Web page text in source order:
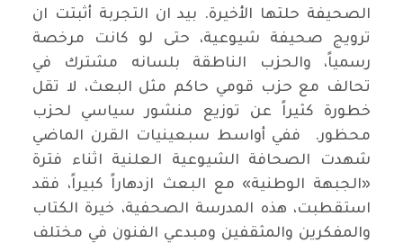
الصحيفة حلتها الأخيرة. بيد ان التجربة أثبتت ان
ترويج صحيفة شيوعية، حتى لو كانت مرخصة
رسمياً، والحزب الناطقة بلسانه مشترك في
تحالف مع حزب قومي حاكم مثل البعث، لا تقل
خطورة كثيراً عن توزيع منشور سياسي لحزب
محظور. ففي أواسط سبعينيات القرن الماضي
شهدت الصحافة الشيوعية العلنية اثناء فترة
«الجبهة الوطنية» مع البعث ازدهاراً كبيراً، فقد
استقطبت، هذه المدرسة الصحفية، خيرة الكتاب
والمفكرين والمثقفين ومبدعي الفنون في مختلف